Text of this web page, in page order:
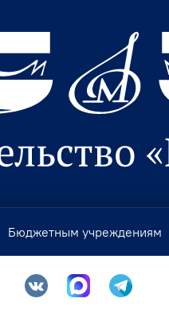
Бюджетным учреждениям